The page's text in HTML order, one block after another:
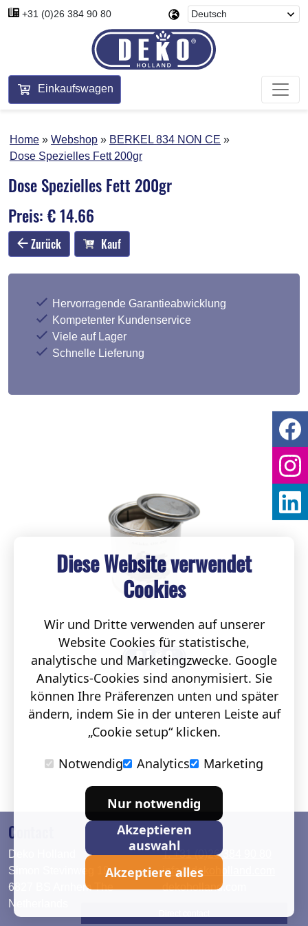
+31 (0)26 384 90 80
Einkaufswagen
Home Webshop
BERKEL 834 NON CE
Dose Spezielles Fett 200gr
Dose Spezielles Fett 200gr
Preis: € 14.66
Zurück Kauf
Hervorragende Garantieabwicklung
Kompetenter Kundenservice
Viele auf Lager
Schnelle Lieferung
Contact
Deko Holland
Simon Stevinweg 19
6827 BS Arnhem The
Netherlands
T. +31 (0)26 384 90 80
info@dekoholland.com
dekoholland.com
Diese Website verwendet
Cookies
Wir und Dritte verwenden auf unserer
Website Cookies für statistische,
analytische und Marketingzwecke. Google
Analytics-Cookies sind anonymisiert. Sie
können Ihre Präferenzen unten und später
ändern, indem Sie in der unteren Leiste auf
„Cookie setup“ klicken.
Notwendig
Analytics Marketing
Nur notwendig
Akzeptieren
auswahl
Akzeptiere alles